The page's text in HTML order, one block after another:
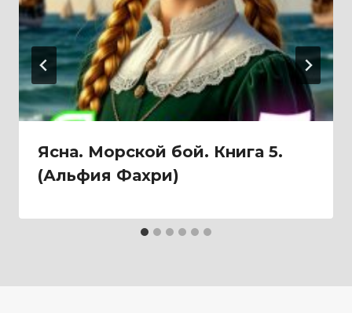
Ясна. Морской бой. Книга 5.
(Альфия Фахри)